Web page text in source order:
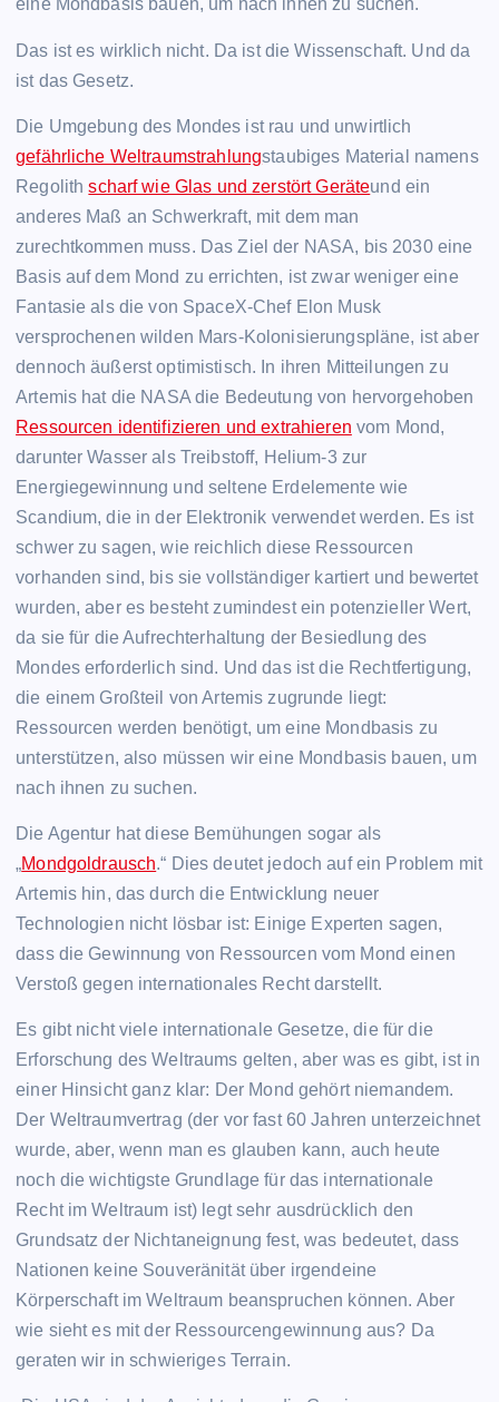
eine Mondbasis bauen, um nach ihnen zu suchen.
Das ist es wirklich nicht. Da ist die Wissenschaft. Und da
ist das Gesetz.
Die Umgebung des Mondes ist rau und unwirtlich
gefährliche Weltraumstrahlungstaubiges Material namens
Regolithscharf wie Glas und zerstört Geräteund ein
anderes Maß an Schwerkraft, mit dem man
zurechtkommen muss. Das Ziel der NASA, bis 2030 eine
Basis auf dem Mond zu errichten, ist zwar weniger eine
Fantasie als die von SpaceX-Chef Elon Musk
versprochenen wilden Mars-Kolonisierungspläne, ist aber
dennoch äußerst optimistisch. In ihren Mitteilungen zu
Artemis hat die NASA die Bedeutung von hervorgehoben
Ressourcen identifizieren und extrahieren vom Mond,
darunter Wasser als Treibstoff, Helium-3 zur
Energiegewinnung und seltene Erdelemente wie
Scandium, die in der Elektronik verwendet werden. Es ist
schwer zu sagen, wie reichlich diese Ressourcen
vorhanden sind, bis sie vollständiger kartiert und bewertet
wurden, aber es besteht zumindest ein potenzieller Wert,
da sie für die Aufrechterhaltung der Besiedlung des
Mondes erforderlich sind. Und das ist die Rechtfertigung,
die einem Großteil von Artemis zugrunde liegt:
Ressourcen werden benötigt, um eine Mondbasis zu
unterstützen, also müssen wir eine Mondbasis bauen, um
nach ihnen zu suchen.
Die Agentur hat diese Bemühungen sogar als
„Mondgoldrausch.“ Dies deutet jedoch auf ein Problem mit
Artemis hin, das durch die Entwicklung neuer
Technologien nicht lösbar ist: Einige Experten sagen,
dass die Gewinnung von Ressourcen vom Mond einen
Verstoß gegen internationales Recht darstellt.
Es gibt nicht viele internationale Gesetze, die für die
Erforschung des Weltraums gelten, aber was es gibt, ist in
einer Hinsicht ganz klar: Der Mond gehört niemandem.
Der Weltraumvertrag (der vor fast 60 Jahren unterzeichnet
wurde, aber, wenn man es glauben kann, auch heute
noch die wichtigste Grundlage für das internationale
Recht im Weltraum ist) legt sehr ausdrücklich den
Grundsatz der Nichtaneignung fest, was bedeutet, dass
Nationen keine Souveränität über irgendeine
Körperschaft im Weltraum beanspruchen können. Aber
wie sieht es mit der Ressourcengewinnung aus? Da
geraten wir in schwieriges Terrain.